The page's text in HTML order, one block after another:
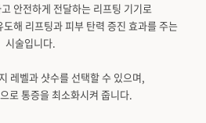
안전하게 전달하는 리프팅 기기로
해 리프팅과 피부 탄력 증진 효과를 주는
시술입니다.
레벨과 샷수를 선택할 수 있으며,
로 통증을 최소화시켜 줍니다.